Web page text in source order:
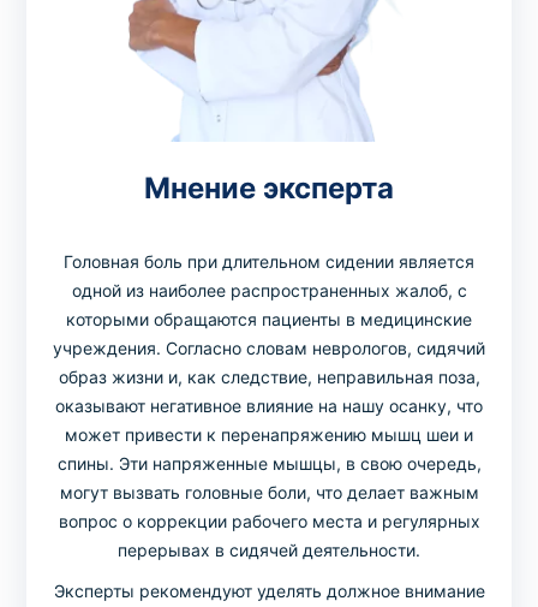
Мнение эксперта
Головная боль при длительном сидении является
одной из наиболее распространенных жалоб, с
которыми обращаются пациенты в медицинские
учреждения. Согласно словам неврологов, сидячий
образ жизни и, как следствие, неправильная поза,
оказывают негативное влияние на нашу осанку, что
может привести к перенапряжению мышц шеи и
спины. Эти напряженные мышцы, в свою очередь,
могут вызвать головные боли, что делает важным
вопрос о коррекции рабочего места и регулярных
перерывах в сидячей деятельности.
Эксперты рекомендуют уделять должное внимание